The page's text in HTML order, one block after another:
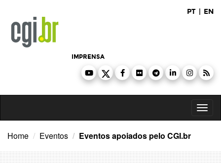
conteúdo
PT | EN
IMPRENSA
Home Eventos Eventos apoiados pelo CGI.br